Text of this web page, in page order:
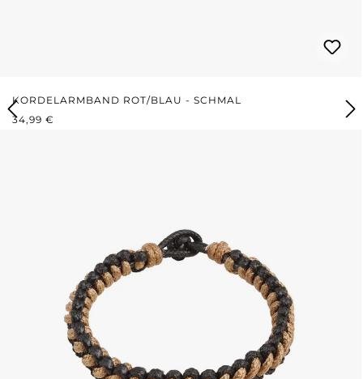
KORDELARMBAND ROT/BLAU - SCHMAL
REGULÄRER PREIS:
34,99 €